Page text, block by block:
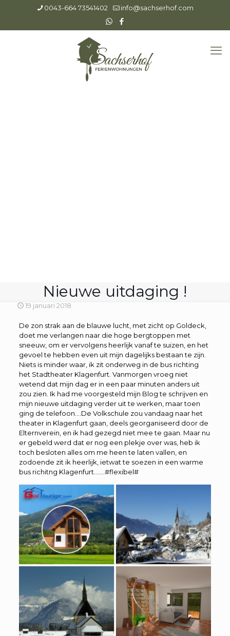
0043-664 73541402 info@sachserhof.com
Nieuwe uitdaging !
19 januari 2018
De zon strak aan de blauwe lucht, met zicht op Goldeck,
doet me verlangen naar die hoge bergtoppen met
sneeuw, om er vervolgens heerlijk vanaf te suizen, en het
gevoel te hebben even uit mijn dagelijks bestaan te zijn.
Niets is minder waar, ik zit onderweg in de bus richting
het Stadtheater Klagenfurt. Vanmorgen vroeg niet
wetend dat mijn dag er in een paar minuten anders uit
zou zien. Ik had me voorgesteld mijn Blog te schrijven en
mijn nieuwe uitdaging verder uit te werken, maar toen
ging de telefoon….De Volkschule zou vandaag naar het
theater in Klagenfurt gaan, deels georganiseerd door de
Elternverein, en ik had gezegd niet mee te gaan. Maar nu
er gebeld werd dat er nog een plekje over was, heb ik
toch besloten alles om me heen te laten vallen, en
zodoende zit ik heerlijk, ietwat te soezen in een warme
bus richitng Klagenfurt…….#flexibel#